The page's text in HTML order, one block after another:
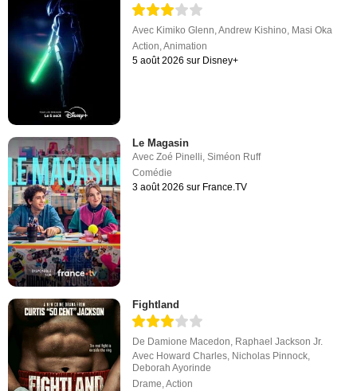
Avec Kimiko Glenn ,Andrew Kishino Masi Oka
Action ,Animation
5 août 2026 sur Disney+
Le Magasin
AvecZoé Pinelli,Siméon Ruff
Comédie
3 août 2026 sur France.TV
Fightland
De Damione Macedon, Raphael Jackson Jr.
Avec Howard Charles, Nicholas Pinnock,
Deborah Ayorinde
Drame,Action